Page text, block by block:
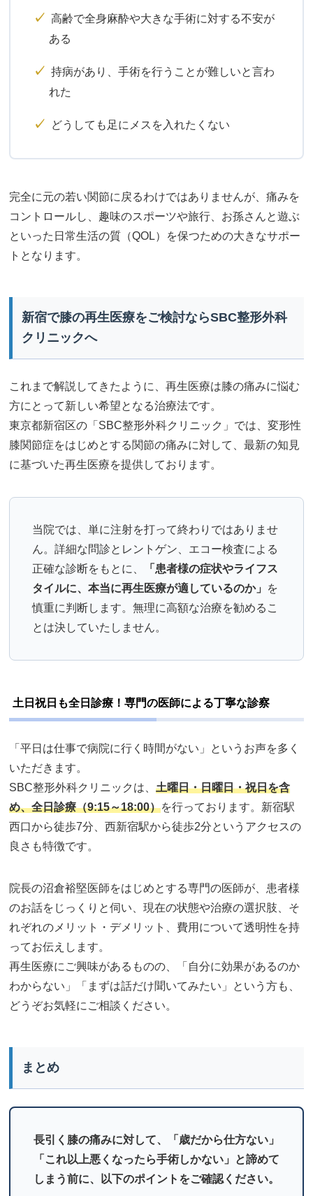
✓ 高齢で全身麻酔や大きな手術に対する不安が
ある
✓ 持病があり、手術を行うことが難しいと言わ
れた
✓ どうしても足にメスを入れたくない
完全に元の若い関節に戻るわけではありませんが、痛みを
コントロールし、趣味のスポーツや旅行、お孫さんと遊ぶ
といった日常生活の質（QOL）を保つための大きなサポー
トとなります。
新宿で膝の再生医療をご検討ならSBC整形外科
クリニックへ
これまで解説してきたように、再生医療は膝の痛みに悩む
方にとって新しい希望となる治療法です。
東京都新宿区の「SBC整形外科クリニック」では、変形性
膝関節症をはじめとする関節の痛みに対して、最新の知見
に基づいた再生医療を提供しております。
当院では、単に注射を打って終わりではありませ
ん。詳細な問診とレントゲン、エコー検査による
正確な診断をもとに、
「患者様の症状やライフス
タイルに、本当に再生医療が適しているのか」 を
慎重に判断します。無理に高額な治療を勧めるこ
とは決していたしません。
土日祝日も全日診療！専門の医師による丁寧な診察
「平日は仕事で病院に行く時間がない」というお声を多く
いただきます。
SBC整形外科クリニックは、土曜日・日曜日・祝日を含
め、全日診療（9:15～18:00）を行っております。新宿駅
西口から徒歩7分、西新宿駅から徒歩2分というアクセスの
良さも特徴です。
院長の沼倉裕堅医師をはじめとする専門の医師が、患者様
のお話をじっくりと伺い、現在の状態や治療の選択肢、そ
れぞれのメリット・デメリット、費用について透明性を持
ってお伝えします。
再生医療にご興味があるものの、「自分に効果があるのか
わからない」「まずは話だけ聞いてみたい」という方も、
どうぞお気軽にご相談ください。
まとめ
長引く膝の痛みに対して、「歳だから仕方ない」
「これ以上悪くなったら手術しかない」と諦めて
しまう前に、以下のポイントをご確認ください。